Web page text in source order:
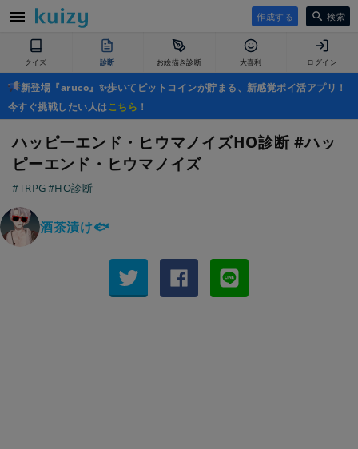
作成する 検索
クイズ 診断 お絵描き診断 大喜利 ログイン
新登場『aruco』✨歩いてビットコインが貯まる、新感覚ポイ活アプリ！
今すぐ挑戦したい人はこちら ！
ハッピーエンド・ヒウマノイズHO診断 #ハッ
ピーエンド・ヒウマノイズ
#TRPG#HO診断
酒茶漬け🐟